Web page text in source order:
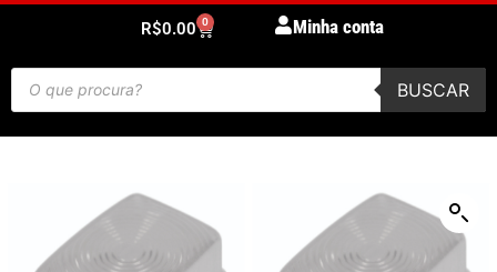
R$0.00 0 Minha conta
BUSCAR